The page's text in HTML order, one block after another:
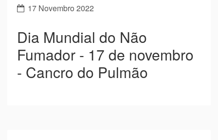
17 Novembro 2022
Dia Mundial do Não
Fumador - 17 de novembro
- Cancro do Pulmão